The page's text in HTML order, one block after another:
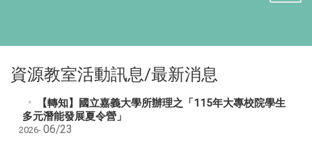
資源教室活動訊息/最新消息
【轉知】國立嘉義大學所辦理之「115年大專校院學生
多元潛能發展夏令營」
2026- 06/23